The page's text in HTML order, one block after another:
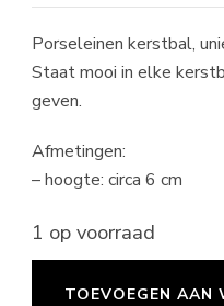
Porseleinen kerstbal,
Staat mooi in elke
geven.
Afmetingen:
– hoogte: circa 6 cm
1 op voorraad
TOEVOEGEN AAN